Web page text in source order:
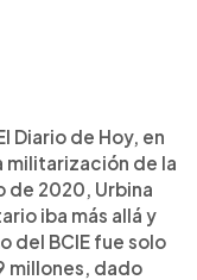
Diario de Hoy, en
militarización de la
de 2020, Urbina
iba más allá y
del BCIE fue solo
millones, dado